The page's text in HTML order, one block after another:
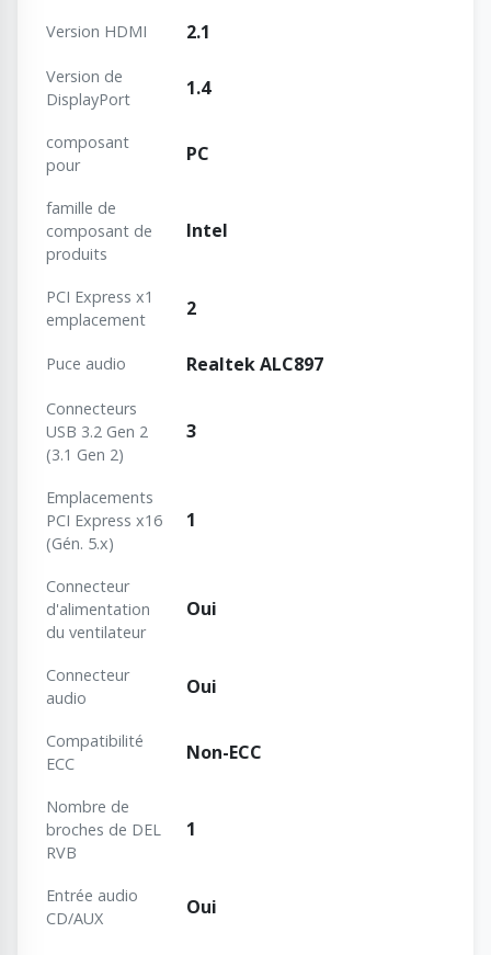
Version HDMI 2.1
Version de
DisplayPort
1.4
composant
pour
PC
famille de
composant de
produits
Intel
PCI Express x1
emplacement
2
Puce audio Realtek ALC897
Connecteurs
USB 3.2 Gen 2
(3.1 Gen 2)
3
Emplacements
PCI Express x16
(Gén. 5.x)
1
Connecteur
d'alimentation
du ventilateur
Oui
Connecteur
audio
Oui
Сompatibilité
ECC
Non-ECC
Nombre de
broches de DEL
RVB
1
Entrée audio
CD/AUX
Oui